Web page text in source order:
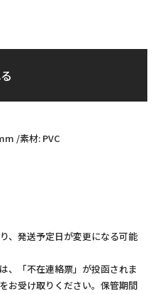
/素材: PVC
、発送予定日が変更になる可能
、「不在連絡票」が投函されま
お受け取りください。保管期間